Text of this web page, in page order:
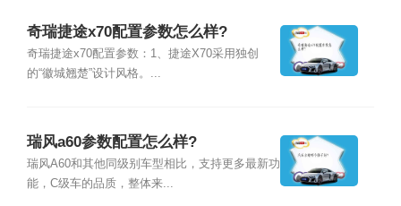
奇瑞捷途x70配置参数怎么样?
奇瑞捷途x70配置参数：1、捷途X70采用独创
的“徽城翘楚”设计风格。...
瑞风a60参数配置怎么样?
瑞风A60和其他同级别车型相比，支持更多最新功
能，C级车的品质，整体来...